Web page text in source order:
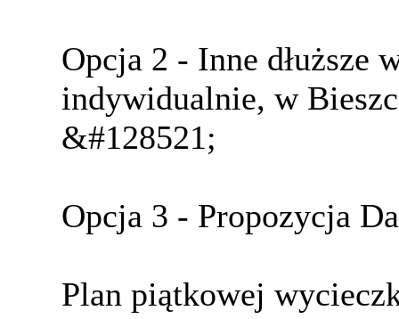
Opcja 2 - Inne dłuższe
indywidualnie, w
&#128521;
Opcja 3 - Propozycja
Plan piątkowej